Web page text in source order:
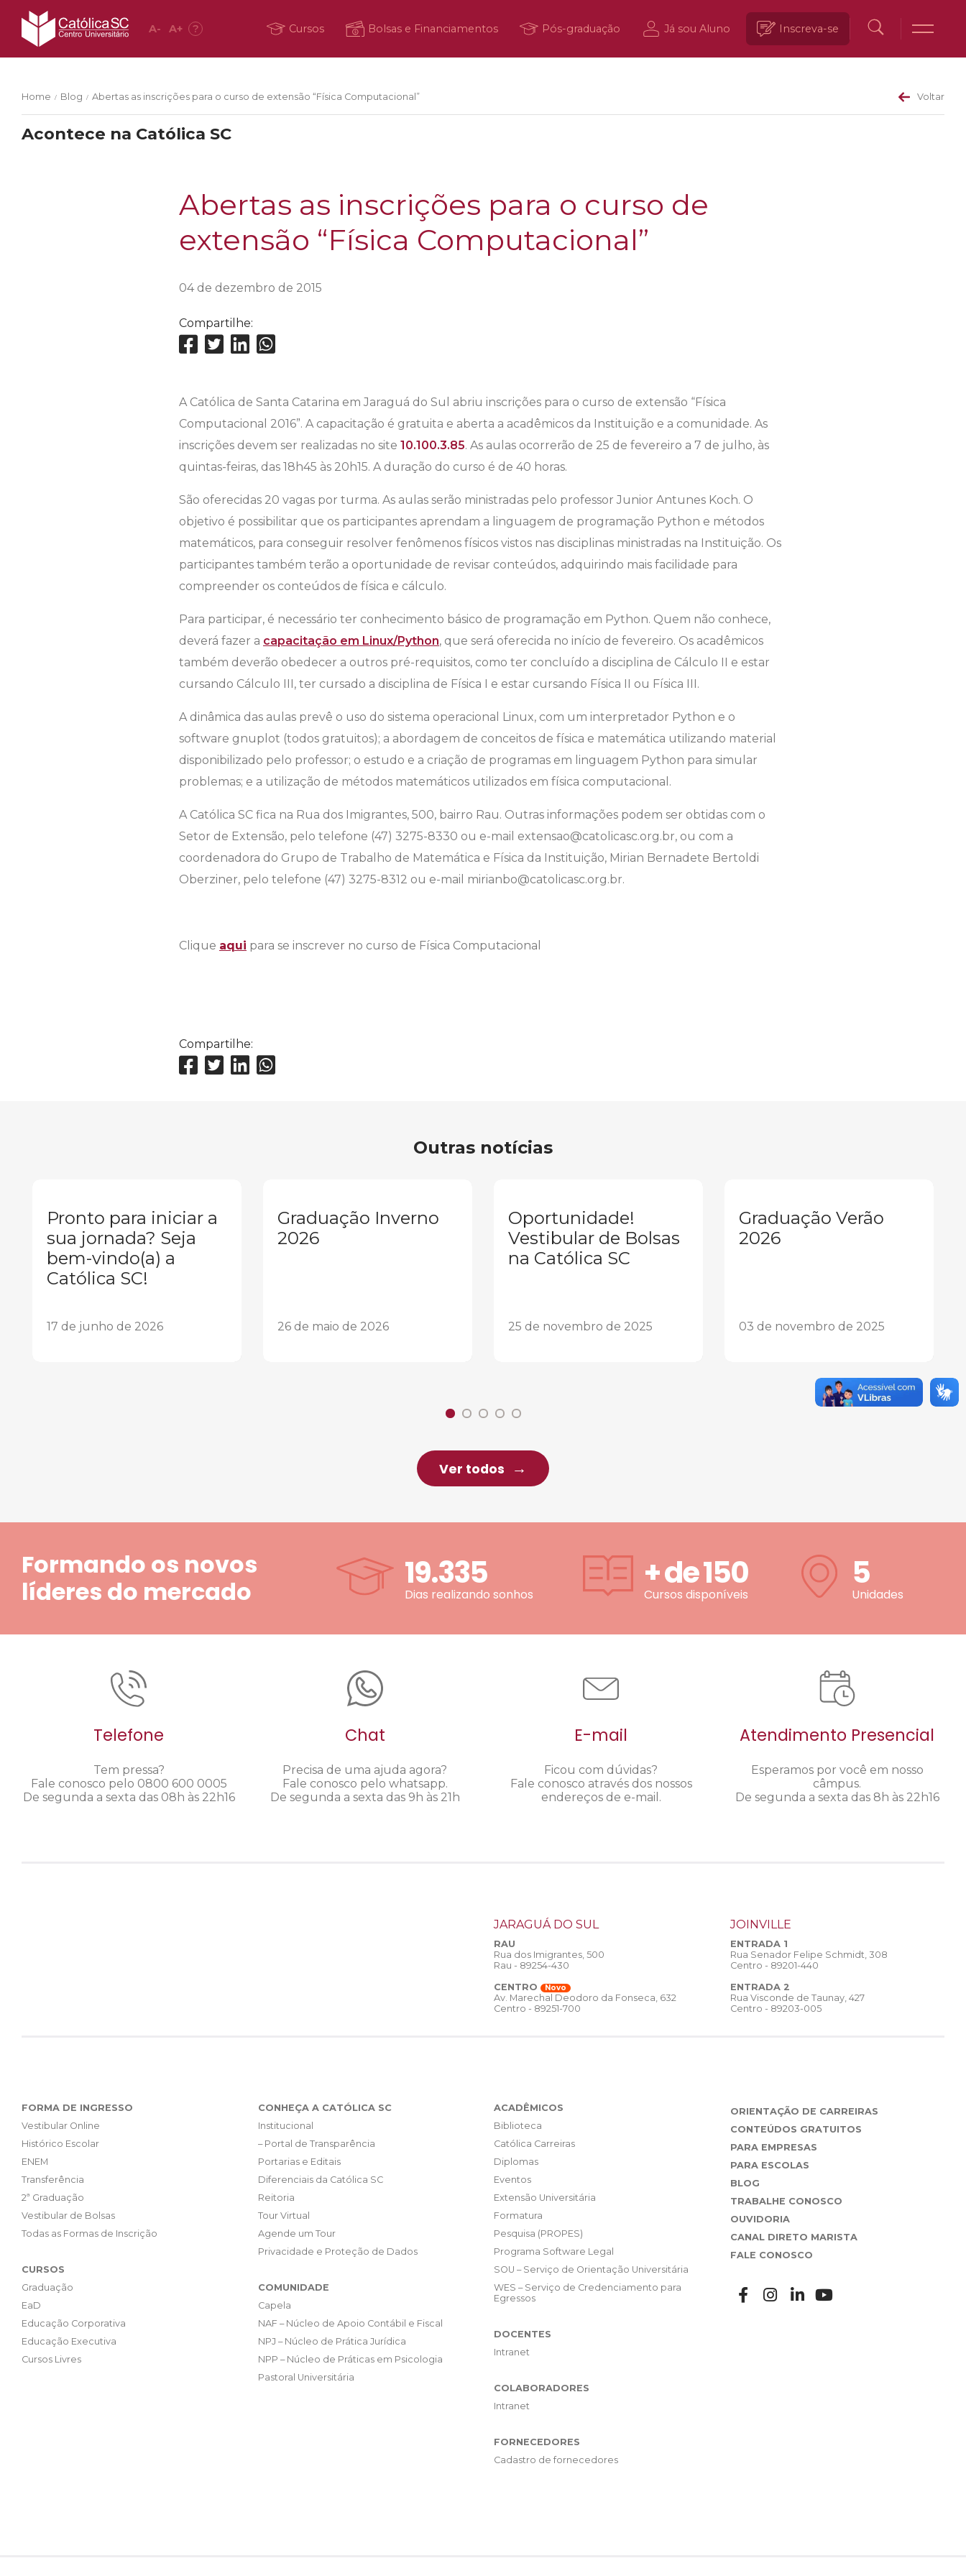
A- A+ ? Cursos Bolsas e Financiamentos Pós-graduação Já sou Aluno Inscreva-se
Home / Blog / Abertas as inscrições para o curso de extensão “Física Computacional” Voltar
Acontece na Católica SC
Abertas as inscrições para o curso de
extensão “Física Computacional”
04 de dezembro de 2015
Compartilhe:
A Católica de Santa Catarina em Jaraguá do Sul abriu inscrições para o curso de extensão “Física
Computacional 2016”. A capacitação é gratuita e aberta a acadêmicos da Instituição e a comunidade. As
inscrições devem ser realizadas no site 10.100.3.85. As aulas ocorrerão de 25 de fevereiro a 7 de julho, às
quintas-feiras, das 18h45 às 20h15. A duração do curso é de 40 horas.
São oferecidas 20 vagas por turma. As aulas serão ministradas pelo professor Junior Antunes Koch. O
objetivo é possibilitar que os participantes aprendam a linguagem de programação Python e métodos
matemáticos, para conseguir resolver fenômenos físicos vistos nas disciplinas ministradas na Instituição. Os
participantes também terão a oportunidade de revisar conteúdos, adquirindo mais facilidade para
compreender os conteúdos de física e cálculo.
Para participar, é necessário ter conhecimento básico de programação em Python. Quem não conhece,
deverá fazer a capacitação em Linux/Python, que será oferecida no início de fevereiro. Os acadêmicos
também deverão obedecer a outros pré-requisitos, como ter concluído a disciplina de Cálculo II e estar
cursando Cálculo III, ter cursado a disciplina de Física I e estar cursando Física II ou Física III.
A dinâmica das aulas prevê o uso do sistema operacional Linux, com um interpretador Python e o
software gnuplot (todos gratuitos); a abordagem de conceitos de física e matemática utilizando material
disponibilizado pelo professor; o estudo e a criação de programas em linguagem Python para simular
problemas; e a utilização de métodos matemáticos utilizados em física computacional.
A Católica SC fica na Rua dos Imigrantes, 500, bairro Rau. Outras informações podem ser obtidas com o
Setor de Extensão, pelo telefone (47) 3275-8330 ou e-mail extensao@catolicasc.org.br, ou com a
coordenadora do Grupo de Trabalho de Matemática e Física da Instituição, Mirian Bernadete Bertoldi
Oberziner, pelo telefone (47) 3275-8312 ou e-mail mirianbo@catolicasc.org.br.
Clique aqui para se inscrever no curso de Física Computacional
Compartilhe:
Outras notícias
Pronto para iniciar a
sua jornada? Seja
bem-vindo(a) a
Católica SC!
17 de junho de 2026
Graduação Inverno
2026
26 de maio de 2026
Oportunidade!
Vestibular de Bolsas
na Católica SC
25 de novembro de 2025
Graduação Verão
2026
03 de novembro de 2025
Ver todos
Formando os novos
líderes do mercado
19.335
Dias realizando sonhos
+ de150
Cursos disponíveis
5
Unidades
Telefone
Tem pressa?
Fale conosco pelo 0800 600 0005
De segunda a sexta das 08h às 22h16
Chat
Precisa de uma ajuda agora?
Fale conosco pelo whatsapp.
De segunda a sexta das 9h às 21h
E-mail
Ficou com dúvidas?
Fale conosco através dos nossos
endereços de e-mail.
Atendimento Presencial
Esperamos por você em nosso
câmpus.
De segunda a sexta das 8h às 22h16
JARAGUÁ DO SUL
RAU
Rua dos Imigrantes, 500
Rau - 89254-430
CENTRO
Novo
Av. Marechal Deodoro da Fonseca, 632
Centro - 89251-700
JOINVILLE
ENTRADA 1
Rua Senador Felipe Schmidt, 308
Centro - 89201-440
ENTRADA 2
Rua Visconde de Taunay, 427
Centro - 89203-005
FORMA DE INGRESSO
Vestibular Online
Histórico Escolar
ENEM
Transferência
2ª Graduação
Vestibular de Bolsas
Todas as Formas de Inscrição
CURSOS
Graduação
EaD
Educação Corporativa
Educação Executiva
Cursos Livres
CONHEÇA A CATÓLICA SC
Institucional
– Portal de Transparência
Portarias e Editais
Diferenciais da Católica SC
Reitoria
Tour Virtual
Agende um Tour
Privacidade e Proteção de Dados
COMUNIDADE
Capela
NAF – Núcleo de Apoio Contábil e Fiscal
NPJ – Núcleo de Prática Jurídica
NPP – Núcleo de Práticas em Psicologia
Pastoral Universitária
ACADÊMICOS
Biblioteca
Católica Carreiras
Diplomas
Eventos
Extensão Universitária
Formatura
Pesquisa (PROPES)
Programa Software Legal
SOU – Serviço de Orientação Universitária
WES – Serviço de Credenciamento para
Egressos
DOCENTES
Intranet
COLABORADORES
Intranet
FORNECEDORES
Cadastro de fornecedores
ORIENTAÇÃO DE CARREIRAS
CONTEÚDOS GRATUITOS
PARA EMPRESAS
PARA ESCOLAS
BLOG
TRABALHE CONOSCO
OUVIDORIA
CANAL DIRETO MARISTA
FALE CONOSCO